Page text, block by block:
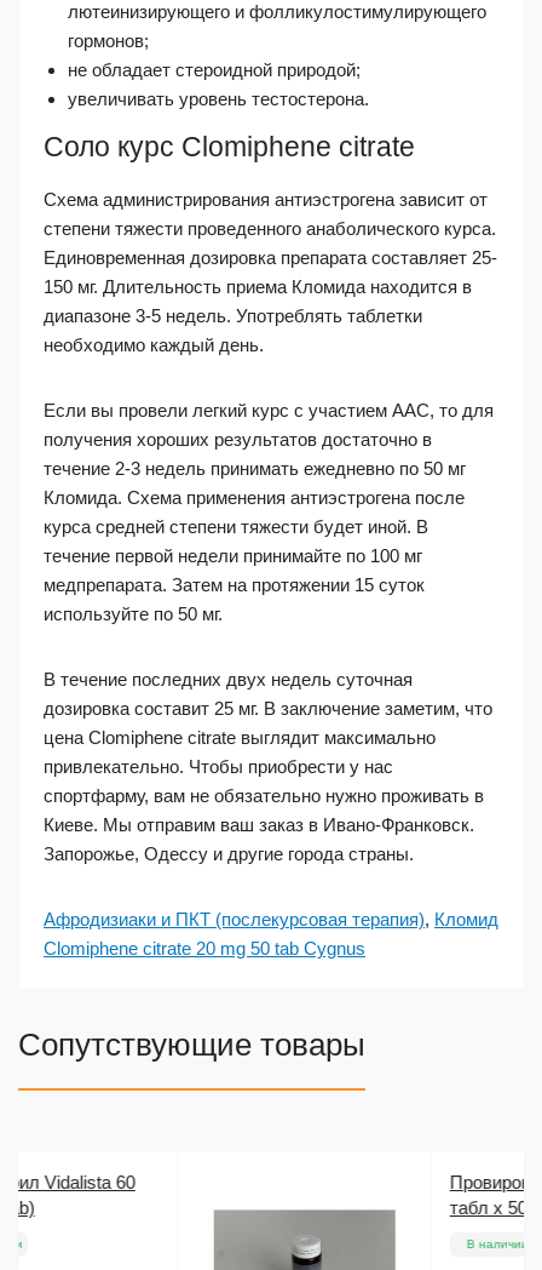
лютеинизирующего и фолликулостимулирующего
гормонов;
не обладает стероидной природой;
увеличивать уровень тестостерона.
Соло курс Clomiphene citrate
Схема администрирования антиэстрогена зависит от
степени тяжести проведенного анаболического курса.
Единовременная дозировка препарата составляет 25-
150 мг. Длительность приема Кломида находится в
диапазоне 3-5 недель. Употреблять таблетки
необходимо каждый день.
Если вы провели легкий курс с участием ААС, то для
получения хороших результатов достаточно в
течение 2-3 недель принимать ежедневно по 50 мг
Кломида. Схема применения антиэстрогена после
курса средней степени тяжести будет иной. В
течение первой недели принимайте по 100 мг
медпрепарата. Затем на протяжении 15 суток
используйте по 50 мг.
В течение последних двух недель суточная
дозировка составит 25 мг. В заключение заметим, что
цена Clomiphene citrate выглядит максимально
привлекательно. Чтобы приобрести у нас
спортфарму, вам не обязательно нужно проживать в
Киеве. Мы отправим ваш заказ в Ивано-Франковск.
Запорожье, Одессу и другие города страны.
Афродизиаки и ПКТ (послекурсовая терапия), Кломид
Clomiphene citrate 20 mg 50 tab Cygnus
Сопутствующие товары
Провирон SP Proviron 50
табл x 50 мг SP Labs
В наличии